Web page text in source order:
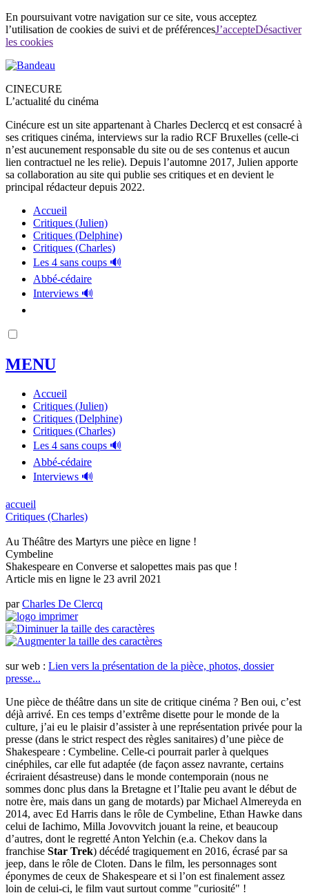
En poursuivant votre navigation sur ce site, vous acceptez
l’utilisation de cookies de suivi et de préférencesJ’accepteDésactiver
les cookies
CINECURE
L’actualité du cinéma
Cinécure est un site appartenant à Charles Declercq et est consacré à
ses critiques cinéma, interviews sur la radio RCF Bruxelles (celle-ci
n’est aucunement responsable du site ou de ses contenus et aucun
lien contractuel ne les relie). Depuis l’automne 2017, Julien apporte
sa collaboration au site qui publie ses critiques et en devient le
principal rédacteur depuis 2022.
Accueil
Critiques (Julien)
Critiques (Delphine)
Critiques (Charles)
Les 4 sans coups 🔊
Abbé-cédaire
Interviews 🔊
MENU
Accueil
Critiques (Julien)
Critiques (Delphine)
Critiques (Charles)
Les 4 sans coups 🔊
Abbé-cédaire
Interviews 🔊
accueil
Critiques (Charles)
Au Théâtre des Martyrs une pièce en ligne !
Cymbeline
Shakespeare en Converse et salopettes mais pas que !
Article mis en ligne le 23 avril 2021
parCharles De Clercq
sur web : Lien vers la présentation de la pièce, photos, dossier
presse...
Une pièce de théâtre dans un site de critique cinéma ? Ben oui, c’est
déjà arrivé. En ces temps d’extrême disette pour le monde de la
culture, j’ai eu le plaisir d’assister à une représentation privée pour la
presse (dans le strict respect des règles sanitaires) d’une pièce de
Shakespeare : Cymbeline. Celle-ci pourrait parler à quelques
cinéphiles, car elle fut adaptée (de façon assez navrante, certains
écriraient désastreuse) dans le monde contemporain (nous ne
sommes donc plus dans la Bretagne et l’Italie peu avant le début de
notre ère, mais dans un gang de motards) par Michael Almereyda en
2014, avec Ed Harris dans le rôle de Cymbeline, Ethan Hawke dans
celui de Iachimo, Milla Jovovvitch jouant la reine, et beaucoup
d’autres, dont le regretté Anton Yelchin (e.a. Chekov dans la
franchise Star Trek) décédé tragiquement en 2016, écrasé par sa
jeep, dans le rôle de Cloten. Dans le film, les personnages sont
éponymes de ceux de Shakespeare et si l’on est finalement assez
loin de celui-ci, le film vaut surtout comme "curiosité" !